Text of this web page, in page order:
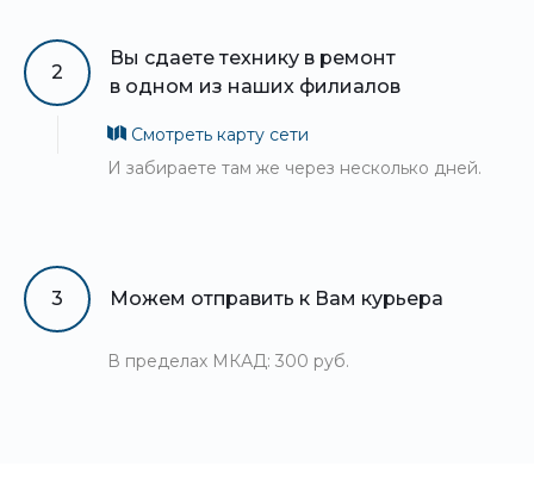
2
Вы сдаете технику в ремонт
в одном из наших филиалов
Смотреть карту сети
И забираете там же через несколько дней.
3 Можем отправить к Вам курьера
В пределах МКАД: 300 руб.